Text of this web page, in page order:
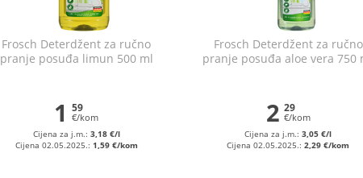
Frosch Deterdžent za ručno
pranje posuđa limun 500 ml
1 59
€/kom
Cijena za j.m.: 3,18 €/l
Cijena 02.05.2025.: 1,59 €/kom
Frosch Deterdžent za ručno
pranje posuđa aloe vera 750
2 29
€/kom
Cijena za j.m.:3,05 €/l
Cijena 02.05.2025.:2,29 €/kom